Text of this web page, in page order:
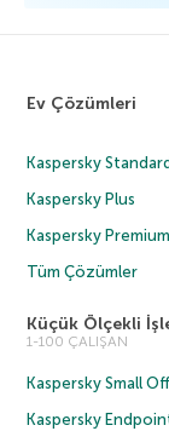
Ev Çözümleri
Kaspersky Standard
Kaspersky Plus
Kaspersky Premium
Tüm Çözümler
Küçük Ölçekli
1-100 ÇALIŞAN
Kaspersky Small
Kaspersky